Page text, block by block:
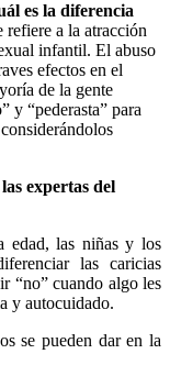
es la diferencia
refiere a la atracción
infantil. El abuso
efectos en el
de la gente
y “pederasta” para
expertas del
edad, las niñas y los
las caricias
“no” cuando algo les
y autocuidado.
se pueden dar en la